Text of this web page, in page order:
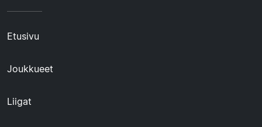
Etusivu
Joukkueet
Liigat